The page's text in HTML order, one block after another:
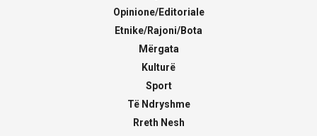
Opinione/Editoriale
Etnike/Rajoni/Bota
Mërgata
Kulturë
Sport
Të Ndryshme
Rreth Nesh